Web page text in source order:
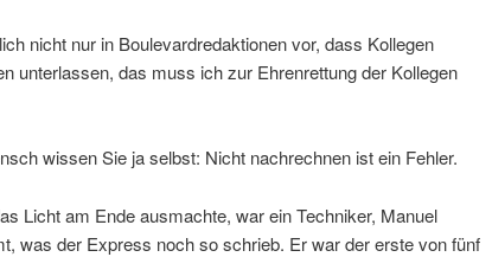
nicht nur in Boulevardredaktionen vor, dass Kollegen
unterlassen, das muss ich zur Ehrenrettung der Kollegen
wissen Sie ja selbst: Nicht nachrechnen ist ein Fehler.
Licht am Ende ausmachte, war ein Techniker, Manuel
was der Express noch so schrieb. Er war der erste von fünf